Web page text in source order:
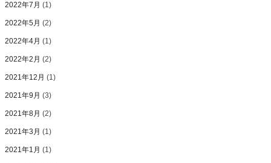
2022年7月 (1)
2022年5月 (2)
2022年4月 (1)
2022年2月 (2)
2021年12月 (1)
2021年9月 (3)
2021年8月 (2)
2021年3月 (1)
2021年1月 (1)